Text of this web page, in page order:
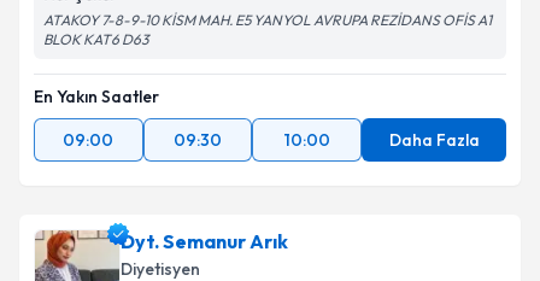
ATAKOY 7-8-9-10 KİSM MAH. E5 YANYOL AVRUPA REZİDANS OFİS A1
BLOK KAT6 D63
En Yakın Saatler
09:00
09:30 10:00 Daha Fazla
Dyt. Semanur Arık
Diyetisyen